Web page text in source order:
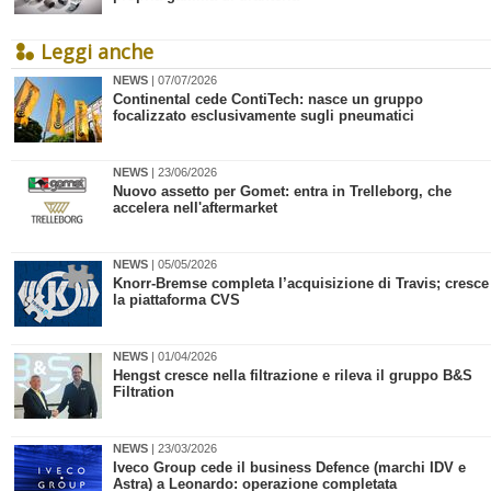
Leggi anche
NEWS | 07/07/2026
Continental cede ContiTech: nasce un gruppo
focalizzato esclusivamente sugli pneumatici
NEWS | 23/06/2026
Nuovo assetto per Gomet: entra in Trelleborg, che
accelera nell'aftermarket
NEWS | 05/05/2026
Knorr-Bremse completa l’acquisizione di Travis; cresce
la piattaforma CVS
NEWS | 01/04/2026
Hengst cresce nella filtrazione e rileva il gruppo B&S
Filtration
NEWS | 23/03/2026
Iveco Group cede il business Defence (marchi IDV e
Astra) a Leonardo: operazione completata